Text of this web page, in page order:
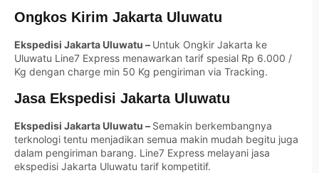
Ongkos Kirim Jakarta Uluwatu
Ekspedisi Jakarta Uluwatu – Untuk Ongkir Jakarta ke
Uluwatu Line7 Express menawarkan tarif spesial Rp 6.000 /
Kg dengan charge min 50 Kg pengiriman via Tracking.
Jasa Ekspedisi Jakarta Uluwatu
Ekspedisi Jakarta Uluwatu – Semakin berkembangnya
terknologi tentu menjadikan semua makin mudah begitu juga
dalam pengiriman barang. Line7 Express melayani jasa
ekspedisi Jakarta Uluwatu tarif kompetitif.